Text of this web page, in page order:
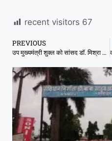
recent visitors 67
PREVIOUS
उप मुख्यमंत्री शुक्ल को सांसद डॉ. मिश्रा ने “विकसित भारत संकल्प-2047” पुस्तक भेंट की